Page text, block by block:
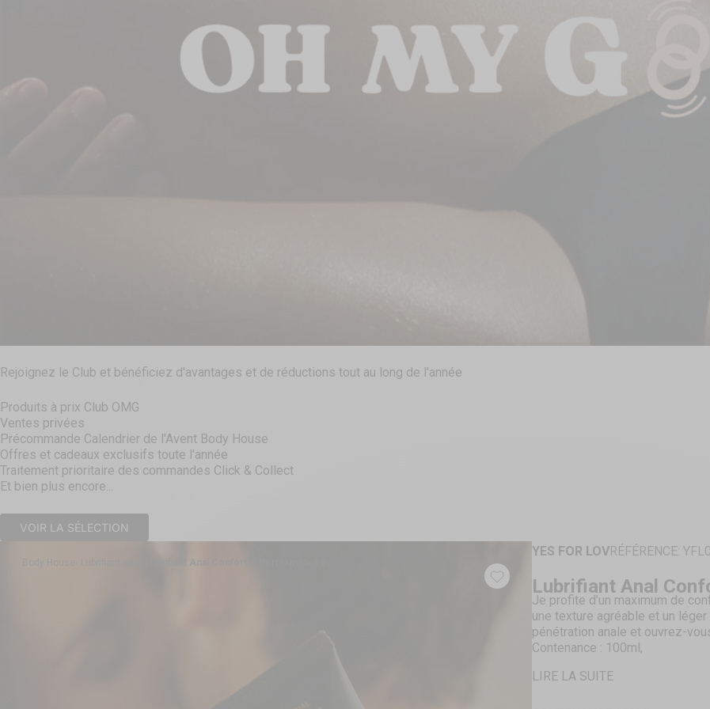
Rejoignez le Club et bénéficiez d'avantages et de réductions tout au long de l'année
Produits à prix Club OMG
Ventes privées
Précommande Calendrier de l'Avent Body House
Offres et cadeaux exclusifs toute l'année
Traitement prioritaire des commandes Click & Collect
Et bien plus encore...
VOIR LA SÉLECTION
Lubrifiant Anal Confort & Performances
YES FOR LOVRÉFÉRENCE:
Lubrifiant Anal
Je profite d’un maximum de
une texture agréable et un
pénétration anale et ouvrez-
Contenance : 100ml,
Spécial anal,
LIRE LA SUITE